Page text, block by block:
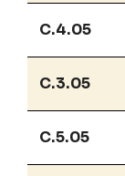
C.4.05
C.3.05
C.5.05